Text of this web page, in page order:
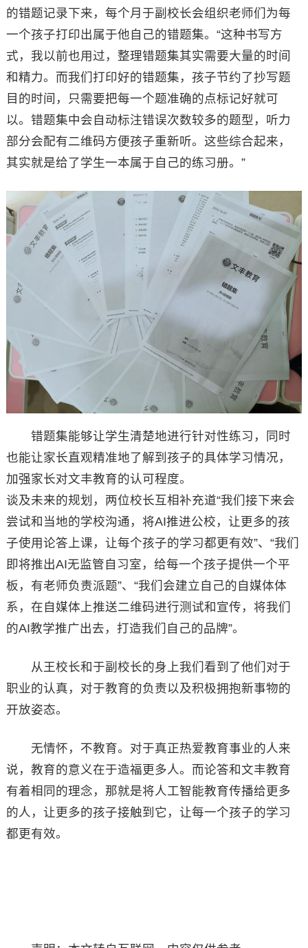
的错题记录下来，每个月于副校长会组织老师们为每
一个孩子打印出属于他自己的错题集。“这种书写方
式，我以前也用过，整理错题集其实需要大量的时间
和精力。而我们打印好的错题集，孩子节约了抄写题
目的时间，只需要把每一个题准确的点标记好就可
以。错题集中会自动标注错误次数较多的题型，听力
部分会配有二维码方便孩子重新听。这些综合起来，
其实就是给了学生一本属于自己的练习册。”
错题集能够让学生清楚地进行针对性练习，同时
也能让家长直观精准地了解到孩子的具体学习情况，
加强家长对文丰教育的认可程度。
谈及未来的规划，两位校长互相补充道“我们接下来会
尝试和当地的学校沟通，将AI推进公校，让更多的孩
子使用论答上课，让每个孩子的学习都更有效”、“我们
即将推出AI无监管自习室，给每一个孩子提供一个平
板，有老师负责派题”、“我们会建立自己的自媒体体
系，在自媒体上推送二维码进行测试和宣传，将我们
的AI教学推广出去，打造我们自己的品牌”。
从王校长和于副校长的身上我们看到了他们对于
职业的认真，对于教育的负责以及积极拥抱新事物的
开放姿态。
无情怀，不教育。对于真正热爱教育事业的人来
说，教育的意义在于造福更多人。而论答和文丰教育
有着相同的理念，那就是将人工智能教育传播给更多
的人，让更多的孩子接触到它，让每一个孩子的学习
都更有效。